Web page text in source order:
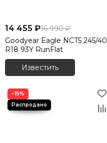
14 455 ₽16 990 ₽
Goodyear Eagle NCT5 245/40
R18 93Y RunFlat
Известить
−15%